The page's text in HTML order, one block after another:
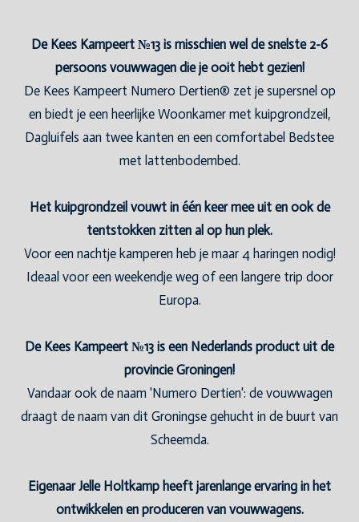
De Kees Kampeert №13 is misschien wel de snelste 2-6
persoons vouwwagen die je ooit hebt gezien!
De Kees Kampeert Numero Dertien® zet je supersnel op
en biedt je een heerlijke Woonkamer met kuipgrondzeil,
Dagluifels aan twee kanten en een comfortabel Bedstee
met lattenbodembed.
Het kuipgrondzeil vouwt in één keer mee uit en ook de
tentstokken zitten al op hun plek.
Voor een nachtje kamperen heb je maar 4 haringen nodig!
Ideaal voor een weekendje weg of een langere trip door
Europa.
De Kees Kampeert №13 is een Nederlands product uit de
provincie Groningen!
Vandaar ook de naam 'Numero Dertien': de vouwwagen
draagt de naam van dit Groningse gehucht in de buurt van
Scheemda.
Eigenaar Jelle Holtkamp heeft jarenlange ervaring in het
ontwikkelen en produceren van vouwwagens.